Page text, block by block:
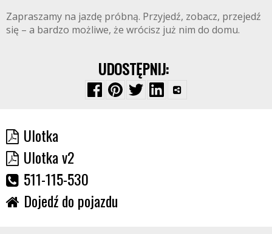
Zapraszamy na jazdę próbną. Przyjedź, zobacz, przejedź
się – a bardzo możliwe, że wrócisz już nim do domu.
UDOSTĘPNIJ:
Ulotka
Ulotka v2
511-115-530
Dojedź do pojazdu